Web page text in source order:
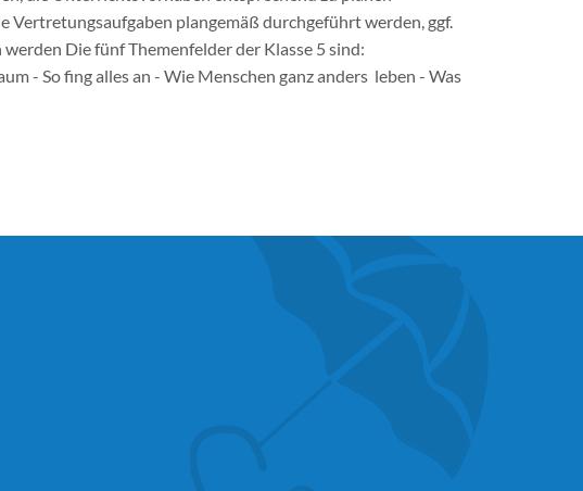
plangemäß durchgeführt werden, ggf.
Die fünf Themenfelder der Klasse 5 sind:
- So fing alles an - Wie Menschen ganz anders leben - Was